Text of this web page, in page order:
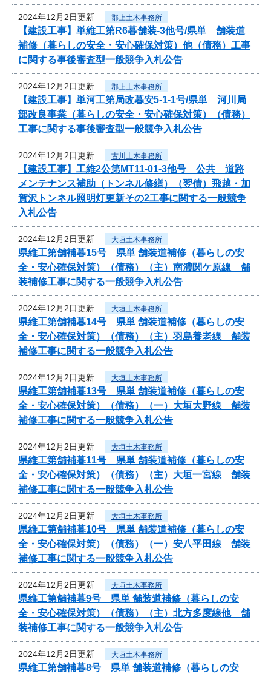
2024年12月2日更新 郡上土木事務所
【建設工事】単維工第R6暮舗装-3他号/県単 舗装道
補修（暮らしの安全・安心確保対策）他（債務）工事
に関する事後審査型一般競争入札公告
2024年12月2日更新 郡上土木事務所
【建設工事】単河工第局改暮安5-1-1号/県単 河川局
部改良事業（暮らしの安全・安心確保対策）（債務）
工事に関する事後審査型一般競争入札公告
2024年12月2日更新 古川土木事務所
【建設工事】工維2公第MT11-01-3他号 公共 道路
メンテナンス補助（トンネル修繕）（翌債）飛越・加
賀沢トンネル照明灯更新その2工事に関する一般競争
入札公告
2024年12月2日更新 大垣土木事務所
県維工第舗補暮15号 県単 舗装道補修（暮らしの安
全・安心確保対策）（債務）（主）南濃関ケ原線 舗
装補修工事に関する一般競争入札公告
2024年12月2日更新 大垣土木事務所
県維工第舗補暮14号 県単 舗装道補修（暮らしの安
全・安心確保対策）（債務）（主）羽島養老線 舗装
補修工事に関する一般競争入札公告
2024年12月2日更新 大垣土木事務所
県維工第舗補暮13号 県単 舗装道補修（暮らしの安
全・安心確保対策）（債務）（一）大垣大野線 舗装
補修工事に関する一般競争入札公告
2024年12月2日更新 大垣土木事務所
県維工第舗補暮11号 県単 舗装道補修（暮らしの安
全・安心確保対策）（債務）（主）大垣一宮線 舗装
補修工事に関する一般競争入札公告
2024年12月2日更新 大垣土木事務所
県維工第舗補暮10号 県単 舗装道補修（暮らしの安
全・安心確保対策）（債務）（一）安八平田線 舗装
補修工事に関する一般競争入札公告
2024年12月2日更新 大垣土木事務所
県維工第舗補暮9号 県単 舗装道補修（暮らしの安
全・安心確保対策）（債務）（主）北方多度線他 舗
装補修工事に関する一般競争入札公告
2024年12月2日更新 大垣土木事務所
県維工第舗補暮8号 県単 舗装道補修（暮らしの安